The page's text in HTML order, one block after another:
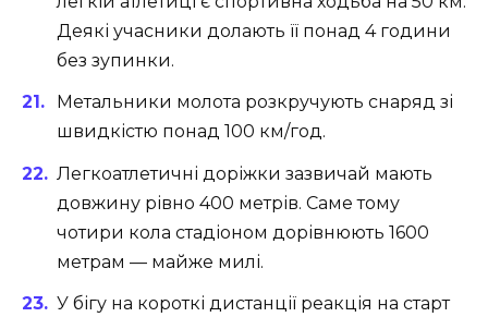
Деякі учасники долають її понад 4 години
без зупинки.
Метальники молота розкручують снаряд зі
швидкістю понад 100 км/год.
Легкоатлетичні доріжки зазвичай мають
довжину рівно 400 метрів. Саме тому
чотири кола стадіоном дорівнюють 1600
метрам — майже милі.
У бігу на короткі дистанції реакція на старт